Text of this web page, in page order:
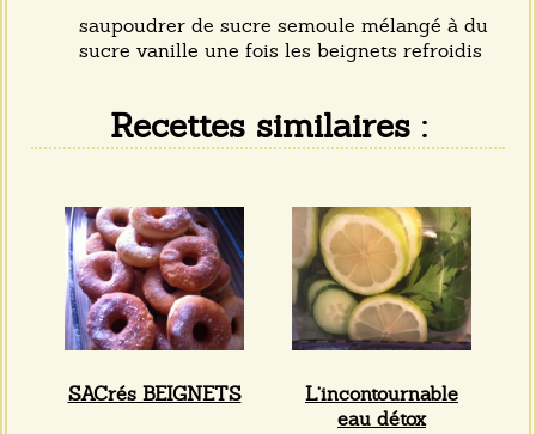
saupoudrer de sucre semoule mélangé à du
sucre vanille une fois les beignets refroidis
Recettes similaires :
SACrés BEIGNETS
L’incontournable
eau détox